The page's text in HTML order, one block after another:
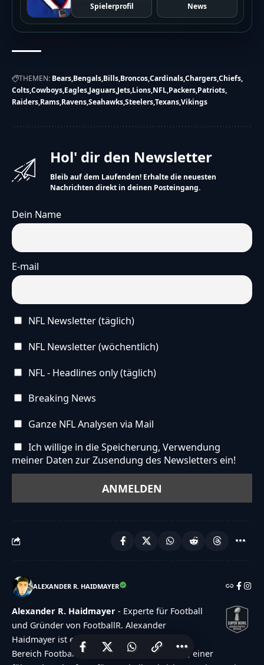
Spielerprofil News
THEMEN: Bears Bengals Bills BroncosCardinalsChargersChiefs
ColtsCowboys Eagles Jaguars Jets Lions NFL Packers Patriots
Raiders Rams RavensSeahawksSteelersTexansVikings
Hol' dir den Newsletter
Bleib auf dem Laufenden! Erhalte die neuesten
Nachrichten direkt in deinen Posteingang.
Dein Name
E-mail
NFL Newsletter (täglich)
NFL Newsletter (wöchentlich)
NFL - Headlines only (täglich)
Breaking News
Ganze NFL Analysen via Mail
Ich willige in die Speicherung, Verwendung
meiner Daten zur Zusendung des Newsletters ein!
ALEXANDER R. HAIDMAYER
Alexander R. Haidmayer - Experte für Football
und Gründer von FootballR. Alexander
Haidmayer ist ein angesehener Experte im
Bereich Football und Gründer von FootballR, einer